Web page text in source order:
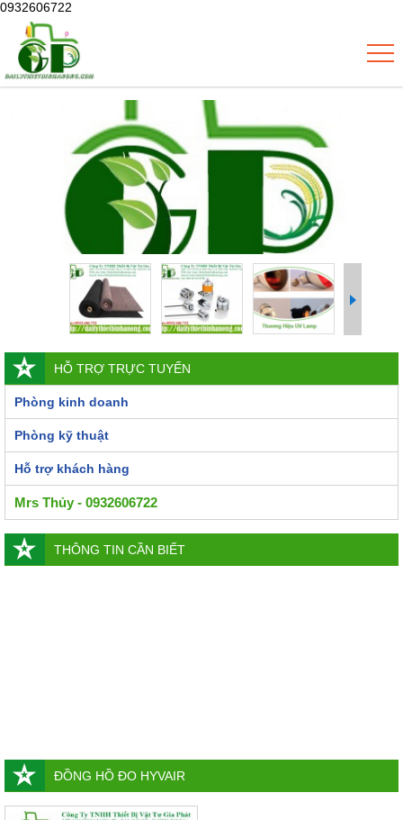
0932606722
HỖ TRỢ TRỰC TUYẾN
Phòng kinh doanh
Phòng kỹ thuật
Hỗ trợ khách hàng
Mrs Thủy - 0932606722
THÔNG TIN CẦN BIẾT
ĐỒNG HỒ ĐO HYVAIR